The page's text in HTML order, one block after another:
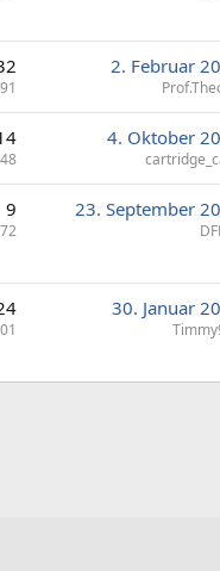
2. Februar
4. Oktober
9 23. September
30. Januar